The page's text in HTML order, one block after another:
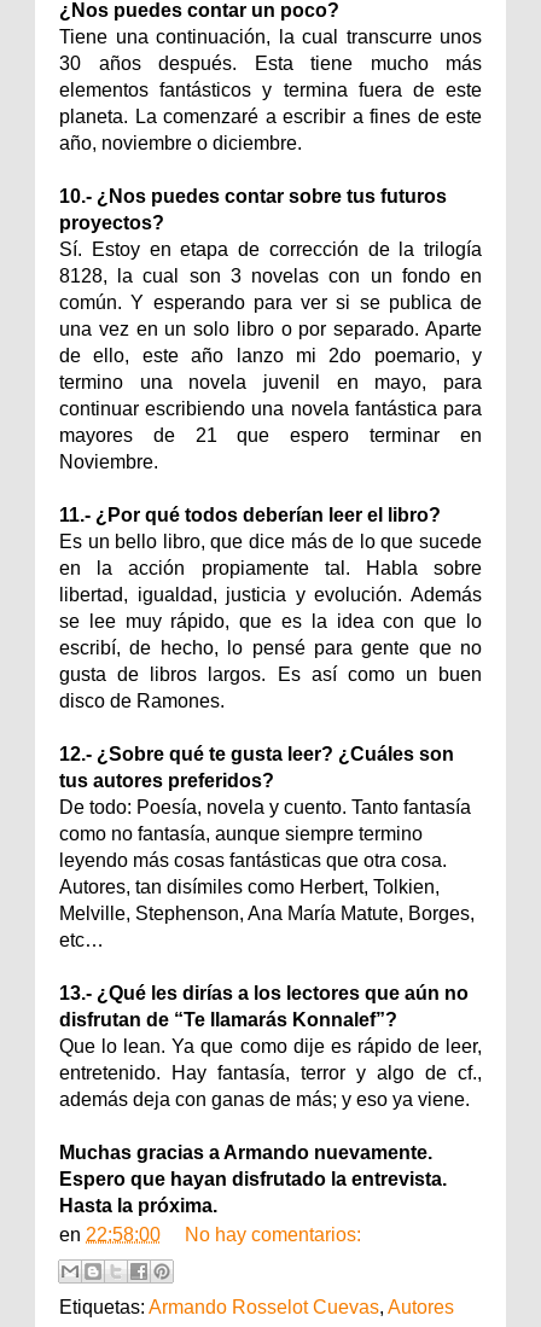
¿Nos puedes contar un poco?
Tiene una continuación, la cual transcurre unos
30 años después. Esta tiene mucho más
elementos fantásticos y termina fuera de este
planeta. La comenzaré a escribir a fines de este
año, noviembre o diciembre.
10.- ¿Nos puedes contar sobre tus futuros
proyectos?
Sí. Estoy en etapa de corrección de la trilogía
8128, la cual son 3 novelas con un fondo en
común. Y esperando para ver si se publica de
una vez en un solo libro o por separado. Aparte
de ello, este año lanzo mi 2do poemario, y
termino una novela juvenil en mayo, para
continuar escribiendo una novela fantástica para
mayores de 21 que espero terminar en
Noviembre.
11.- ¿Por qué todos deberían leer el libro?
Es un bello libro, que dice más de lo que sucede
en la acción propiamente tal. Habla sobre
libertad, igualdad, justicia y evolución. Además
se lee muy rápido, que es la idea con que lo
escribí, de hecho, lo pensé para gente que no
gusta de libros largos. Es así como un buen
disco de Ramones.
12.- ¿Sobre qué te gusta leer? ¿Cuáles son
tus autores preferidos?
De todo: Poesía, novela y cuento. Tanto fantasía
como no fantasía, aunque siempre termino
leyendo más cosas fantásticas que otra cosa.
Autores, tan disímiles como Herbert, Tolkien,
Melville, Stephenson, Ana María Matute, Borges,
etc…
13.- ¿Qué les dirías a los lectores que aún no
disfrutan de “Te llamarás Konnalef”?
Que lo lean. Ya que como dije es rápido de leer,
entretenido. Hay fantasía, terror y algo de cf.,
además deja con ganas de más; y eso ya viene.
Muchas gracias a Armando nuevamente.
Espero que hayan disfrutado la entrevista.
Hasta la próxima.
en 22:58:00 No hay comentarios:
Etiquetas: Armando Rosselot Cuevas, Autores